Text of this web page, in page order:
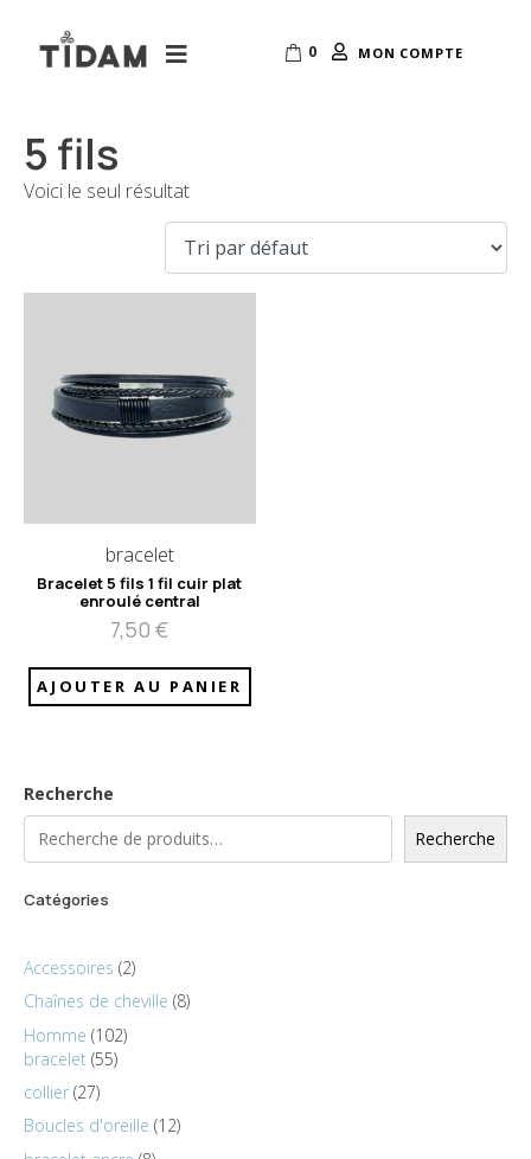
0 MON COMPTE
5 fils
Voici le seul résultat
bracelet
Bracelet 5 fils 1 fil cuir plat
enroulé central
7,50€
AJOUTER AU PANIER
Recherche
Recherche
Catégories
Accessoires 2
Chaînes de cheville 8
Homme 102
bracelet 55
collier 27
Boucles d'oreille 12